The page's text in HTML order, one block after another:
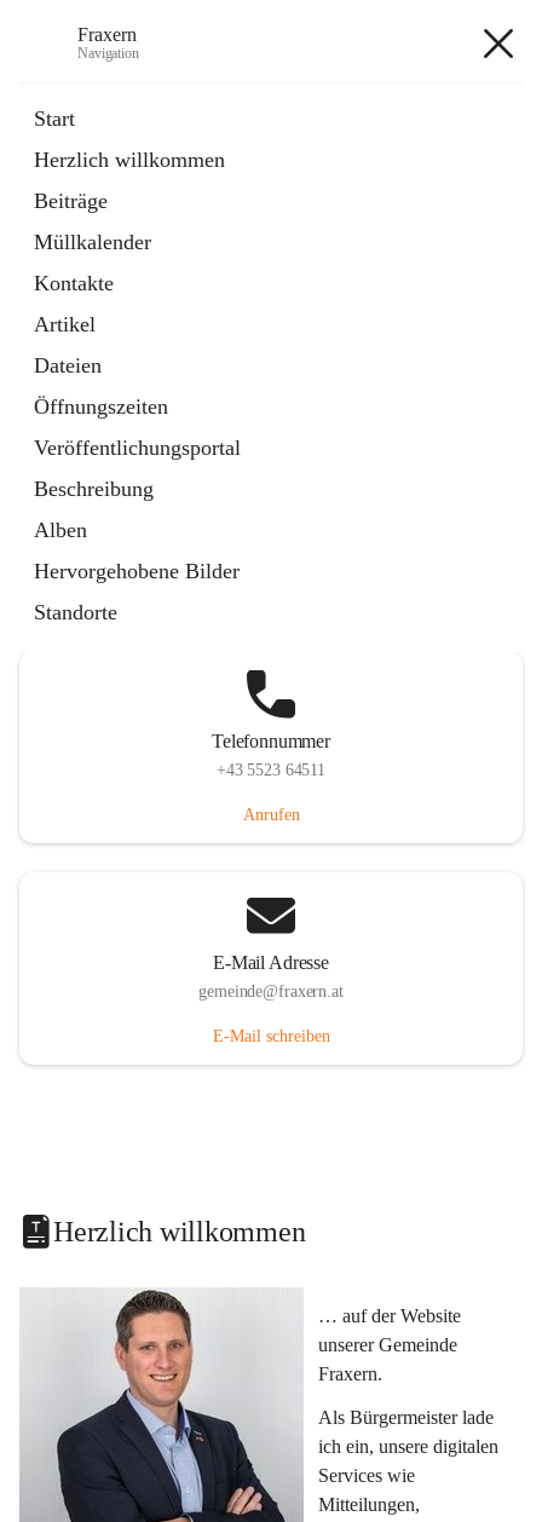
Fraxern
Navigation
Start
Herzlich willkommen
Beiträge
Müllkalender
Kontakte
Artikel
Dateien
Öffnungszeiten
Veröffentlichungsportal
Beschreibung
Alben
Hervorgehobene Bilder
Standorte
Ordner
in
Tab
Formulare
Artikel
öffnet
in
neuem
Tab
Telefonnummer
+43 5523 64511
Anrufen
E-Mail Adresse
gemeinde@fraxern.at
E-Mail schreiben
Herzlich willkommen
… auf der Website
unserer Gemeinde
Fraxern.
Als Bürgermeister lade
ich ein, unsere digitalen
Services wie
Mitteilungen,